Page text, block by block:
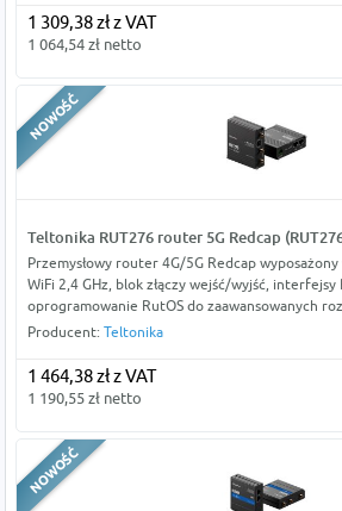
1 309,38 zł z VAT
1 064,54 zł netto
Teltonika RUT276 router 5G Redcap
Przemysłowy router 4G/5G Redcap
WiFi 2,4 GHz, blok złączy wejść/wyjść, interfejsy
oprogramowanie RutOS do zaawansowanych
Producent: Teltonika
1 464,38 zł z VAT
1 190,55 zł netto